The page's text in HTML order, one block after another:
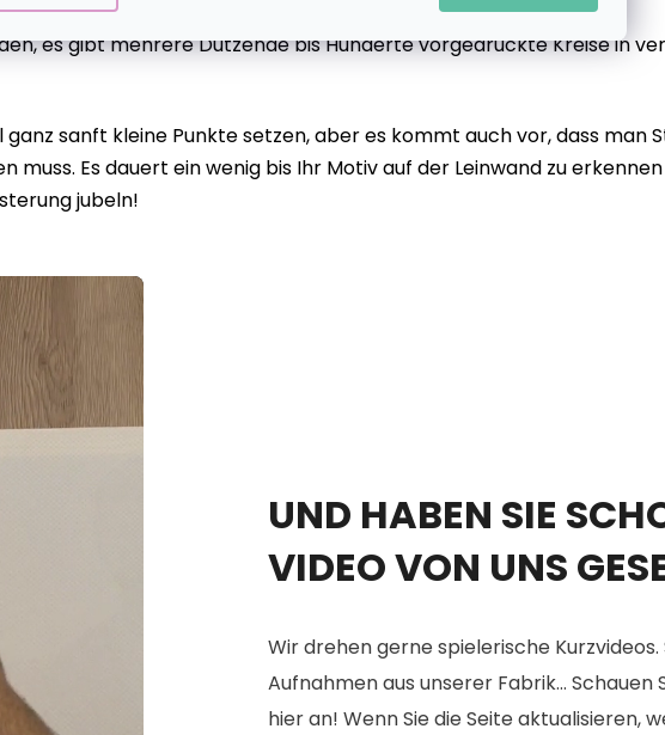
es gibt mehrere Dutzende bis Hunderte vorgedruckte Kreise in
sanft kleine Punkte setzen, aber es kommt auch vor, dass man
muss. Es dauert ein wenig bis Ihr Motiv auf der Leinwand zu
jubeln!
UND HABEN SIE
VIDEO VON UNS
Wir drehen gerne spielerische
Aufnahmen aus unserer Fabrik... Schauen
hier an! Wenn Sie die Seite aktualisieren,